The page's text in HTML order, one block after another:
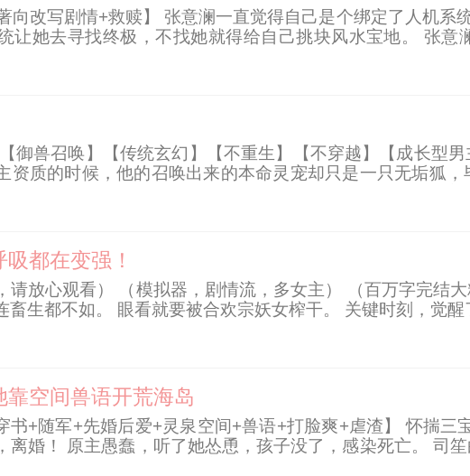
向改写剧情+救赎】 张意澜一直觉得自己是个绑定了人机
让她去寻找终极，不找她就得给自己挑块风水宝地。 张
吴邪的沙漠……等到主线被张意澜一路火花带闪电地碾过
御兽召唤】【传统玄幻】【不重生】【不穿越】【成长型
资质的时候，他的召唤出来的本命灵宠却只是一只无垢狐
，没有垃圾的灵宠，只有垃圾的灵主，总有一天，他会带
都在变强！
请放心观看） （模拟器，剧情流，多女主） （百万字完结
畜生都不如。 眼看就要被合欢宗妖女榨干。 关键时刻，觉
有记忆】 【成功继承炼气九层修为】 【成功继承所有功
剑诀一本】 【成功继承聚气丹10瓶】 【成功继承下品灵
空间兽语开荒海岛
书+随军+先婚后爱+灵泉空间+兽语+打脸爽+虐渣】 怀揣
离婚！ 原主愚蠢，听了她怂恿，孩子没了，感染死亡。 司
！ 司笙怀揣三宝，抱紧男主大腿进岛。 贫困海岛上来了个